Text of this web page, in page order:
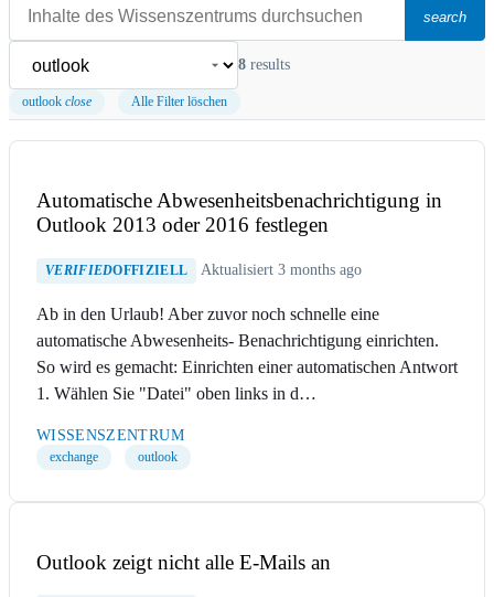
search
8 results
outlook close Alle Filter löschen
Automatische Abwesenheitsbenachrichtigung in
Outlook 2013 oder 2016 festlegen
VERIFIEDOFFIZIELL Aktualisiert 3 months ago
Ab in den Urlaub! Aber zuvor noch schnelle eine
automatische Abwesenheits- Benachrichtigung einrichten.
So wird es gemacht: Einrichten einer automatischen Antwort
1. Wählen Sie "Datei" oben links in d…
WISSENSZENTRUM
exchange outlook
Outlook zeigt nicht alle E-Mails an